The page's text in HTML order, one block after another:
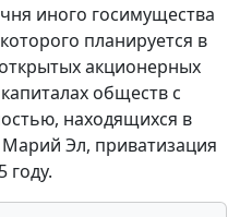
иного госимущества
планируется в
акционерных
обществ с
находящихся в
Эл, приватизация
году.